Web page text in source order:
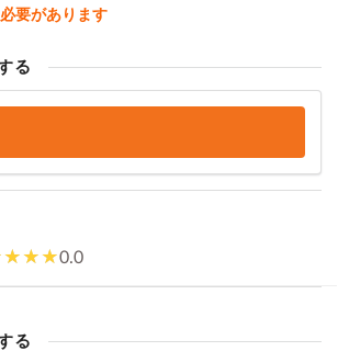
要があります
る
0.0
る